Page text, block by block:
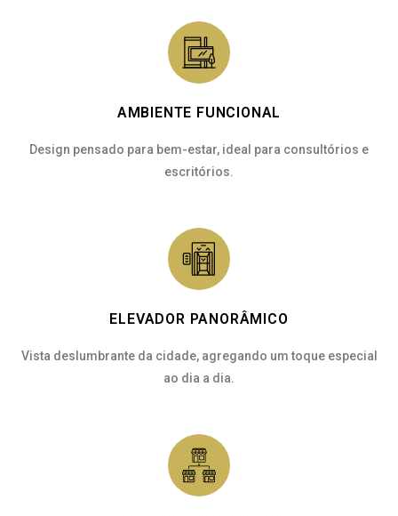
AMBIENTE FUNCIONAL
Design pensado para bem-estar, ideal para consultórios e
escritórios.
ELEVADOR PANORÂMICO
Vista deslumbrante da cidade, agregando um toque especial
ao dia a dia.